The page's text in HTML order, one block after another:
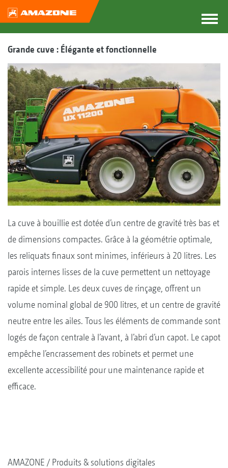
Grande cuve : Élégante et fonctionnelle
La cuve à bouillie est dotée d’un centre de gravité très bas et
de dimensions compactes. Grâce à la géométrie optimale,
les reliquats finaux sont minimes, inférieurs à 20 litres. Les
parois internes lisses de la cuve permettent un nettoyage
rapide et simple. Les deux cuves de rinçage, offrent un
volume nominal global de 900 litres, et un centre de gravité
neutre entre les ailes. Tous les éléments de commande sont
logés de façon centrale à l’avant, à l’abri d’un capot. Le capot
empêche l’encrassement des robinets et permet une
excellente accessibilité pour une maintenance rapide et
efficace.
AMAZONE Produits & solutions digitales